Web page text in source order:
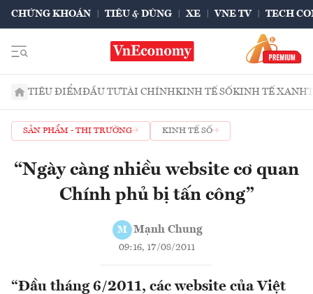
CHỨNG KHOÁN TIÊU & DÙNG XE VNE TV TECH
TIÊU ĐIỂMĐẦU TƯTÀI CHÍNHKINH TẾ SỐKINH TẾ XANH
SẢN PHẨM - THỊ TRƯỜNG KINH TẾ SỐ
“Ngày càng nhiều website cơ quan
Chính phủ bị tấn công”
M Mạnh Chung
09:16, 17/08/2011
“Đầu tháng 6/2011, các website của Việt